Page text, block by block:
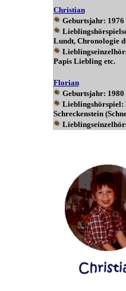
Christian
Geburtsjahr: 1976
Lundt, Chronologie
Papis Liebling etc.
Florian
Geburtsjahr: 1980
Lieblingshörspiel:
Schreckenstein